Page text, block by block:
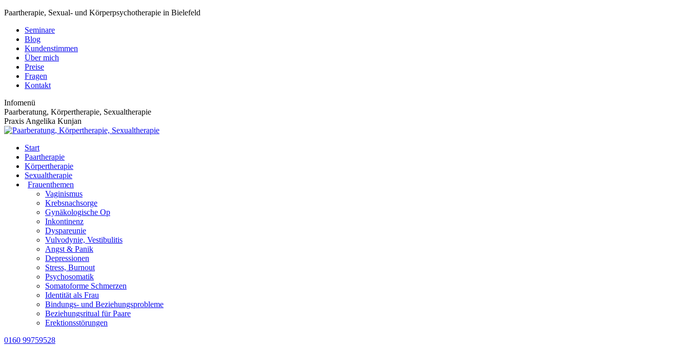
Zum
springen
Paartherapie, Sexual- und Körperpsychotherapie in Bielefeld
Seminare
Blog
Kundenstimmen
Über mich
Preise
Fragen
Kontakt
Infomenü
Paarberatung, Körpertherapie, Sexualtherapie
Praxis Angelika Kunjan
Start
Paartherapie
Körpertherapie
Sexualtherapie
Frauenthemen
Vaginismus
Krebsnachsorge
Gynäkologische Op
Inkontinenz
Dyspareunie
Vulvodynie, Vestibulitis
Angst & Panik
Depressionen
Stress, Burnout
Psychosomatik
Somatoforme Schmerzen
Identität als Frau
Bindungs- und Beziehungsprobleme
Beziehungsritual für Paare
Erektionsstörungen
0160 99759528